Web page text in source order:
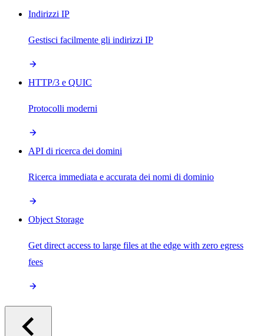
Indirizzi IP
Gestisci facilmente gli indirizzi IP
HTTP/3 e QUIC
Protocolli moderni
API di ricerca dei domini
Ricerca immediata e accurata dei nomi di dominio
Object Storage
Get direct access to large files at the edge with zero egress
fees